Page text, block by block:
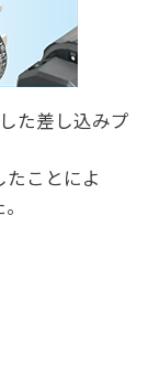
た差し込みプ
ことによ